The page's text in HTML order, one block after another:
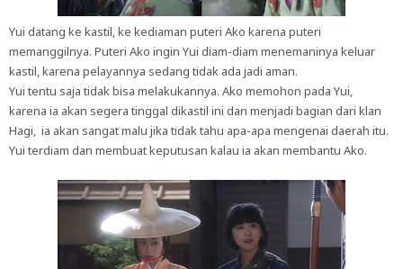
Yui datang ke kastil, ke kediaman puteri Ako karena puteri
memanggilnya. Puteri Ako ingin Yui diam-diam menemaninya keluar
kastil, karena pelayannya sedang tidak ada jadi aman.
Yui tentu saja tidak bisa melakukannya. Ako memohon pada Yui,
karena ia akan segera tinggal dikastil ini dan menjadi bagian dari klan
Hagi, ia akan sangat malu jika tidak tahu apa-apa mengenai daerah itu.
Yui terdiam dan membuat keputusan kalau ia akan membantu Ako.